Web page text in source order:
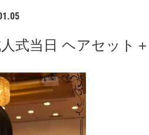
人式当日 ヘアセット